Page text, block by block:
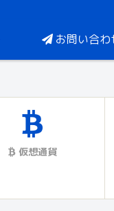
お問い合わ
仮想通貨